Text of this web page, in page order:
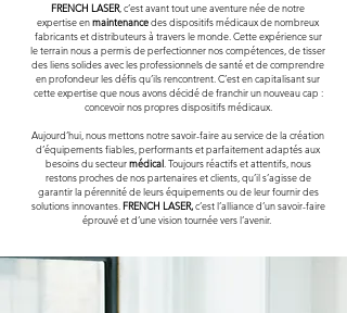
FRENCH LASER, c’est avant tout une aventure née de notre
expertise enmaintenancedes dispositifs médicaux de nombreux
fabricants et distributeurs à travers le monde. Cette expérience sur
le terrain nous a permis de perfectionner nos compétences, de tisser
des liens solides avec les professionnels de santé et de comprendre
en profondeur les défis qu’ils rencontrent. C’est en capitalisant sur
cette expertise que nous avons décidé de franchir un nouveau cap :
concevoir nos propres dispositifs médicaux.
Aujourd’hui, nous mettons notre savoir-faire au service de la création
d’équipements fiables, performants et parfaitement adaptés aux
besoins du secteurmédical. Toujours réactifs et attentifs, nous
restons proches de nos partenaires et clients, qu’il s’agisse de
garantir la pérennité de leurs équipements ou de leur fournir des
solutions innovantes. FRENCH LASER,c’est l’alliance d’un savoir-faire
éprouvé et d’une vision tournée vers l’avenir.